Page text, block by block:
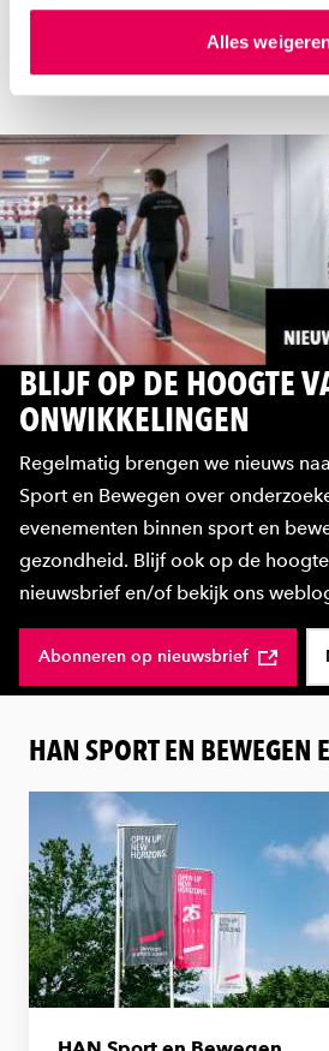
cookiestatement. Via ‘Zelf
instellen welke cookies we
onscookiestatement.
Alles
BLIJF OP DE HOOGTE
ONWIKKELINGEN
Regelmatig brengen we nieuws
Sport en Bewegen over
evenementen binnen sport en
gezondheid. Blijf ook op de
nieuwsbrief en/of bekijk ons
Abonneren op nieuwsbrief
HAN SPORT EN BEWEGEN